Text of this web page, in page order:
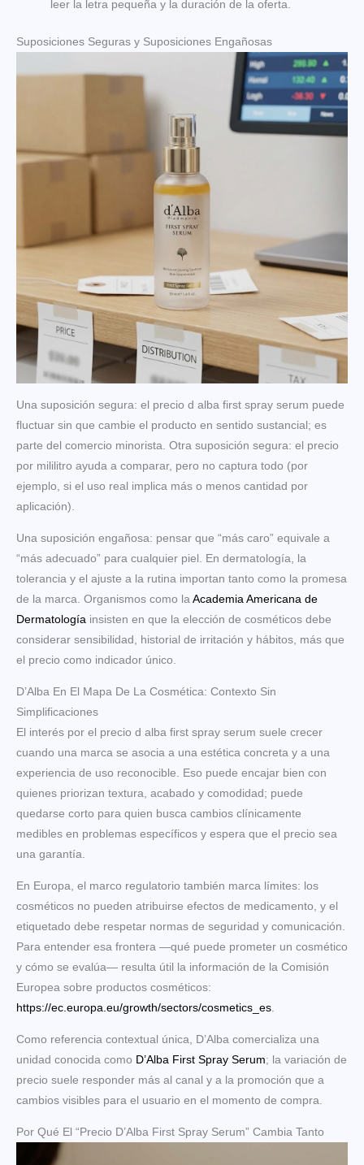
leer la letra pequeña y la duración de la oferta.
Suposiciones Seguras y Suposiciones Engañosas
Una suposición segura: el precio d alba first spray serum puede
fluctuar sin que cambie el producto en sentido sustancial; es
parte del comercio minorista. Otra suposición segura: el precio
por mililitro ayuda a comparar, pero no captura todo (por
ejemplo, si el uso real implica más o menos cantidad por
aplicación).
Una suposición engañosa: pensar que “más caro” equivale a
“más adecuado” para cualquier piel. En dermatología, la
tolerancia y el ajuste a la rutina importan tanto como la promesa
de la marca. Organismos como la Academia Americana de
Dermatología insisten en que la elección de cosméticos debe
considerar sensibilidad, historial de irritación y hábitos, más que
el precio como indicador único.
D’Alba En El Mapa De La Cosmética: Contexto Sin
Simplificaciones
El interés por el precio d alba first spray serum suele crecer
cuando una marca se asocia a una estética concreta y a una
experiencia de uso reconocible. Eso puede encajar bien con
quienes priorizan textura, acabado y comodidad; puede
quedarse corto para quien busca cambios clínicamente
medibles en problemas específicos y espera que el precio sea
una garantía.
En Europa, el marco regulatorio también marca límites: los
cosméticos no pueden atribuirse efectos de medicamento, y el
etiquetado debe respetar normas de seguridad y comunicación.
Para entender esa frontera —qué puede prometer un cosmético
y cómo se evalúa— resulta útil la información de la Comisión
Europea sobre productos cosméticos:
https://ec.europa.eu/growth/sectors/cosmetics_es
Como referencia contextual única, D’Alba comercializa una
unidad conocida como D’Alba First Spray Serum; la variación de
precio suele responder más al canal y a la promoción que a
cambios visibles para el usuario en el momento de compra.
Por Qué El “Precio D’Alba First Spray Serum” Cambia Tanto